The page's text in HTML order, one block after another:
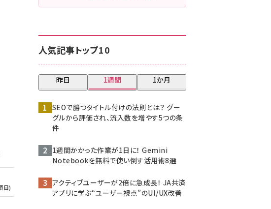
人気記事トップ10
昨日 1週間 1か月
SEOで勝つタイトル付けの法則とは？ グー
グルから評価され、流入数を増やす5つの条
件
1週間かかった作業が1日に！ Gemini
Notebookを無料で使い倒す活用術8選
アクティブユーザーが2倍に急成長！ JA共済
アプリに学ぶ“ユーザー視点”のUI/UX改善